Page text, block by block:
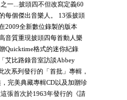
一...披頭四不但改寫定義60
每個傑出音樂人。 13張披頭
2009全新數位錄製的版本
音質重現披頭四每首動人樂
Quicktime格式的迷你紀錄
艾比路錄音室訪談Abbey
次系列發行的「首批」專輯，
完美典藏專輯CD以及加贈珍
張首次於1963年發行的《請